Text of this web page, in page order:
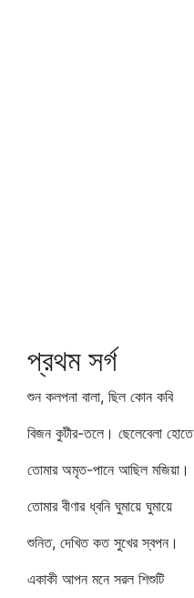
প্রথম সর্গ
শুন কলপনা বালা, ছিল কোন কবি
বিজন কুটীর-তলে। ছেলেবেলা হোতে
তোমার অমৃত-পানে আছিল মজিয়া।
তোমার বীণার ধ্বনি ঘুমায়ে ঘুমায়ে
শুনিত, দেখিত কত সুখের স্বপন।
একাকী আপন মনে সরল শিশুটি